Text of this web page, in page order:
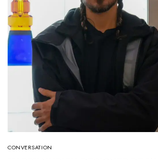
CONVERSATION